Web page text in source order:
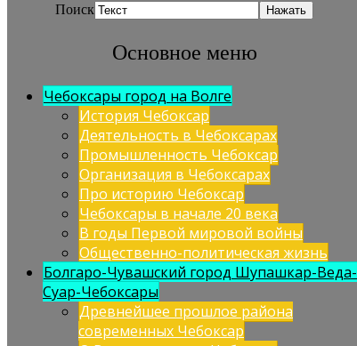
Поиск
Основное меню
Чебоксары город на Волге
История Чебоксар
Деятельность в Чебоксарах
Промышленность Чебоксар
Организация в Чебоксарах
Про историю Чебоксар
Чебоксары в начале 20 века
В годы Первой мировой войны
Общественно-политическая жизнь
Болгаро-Чувашский город Шупашкар-Веда-
Суар-Чебоксары
Древнейшее прошлое района
современных Чебоксар